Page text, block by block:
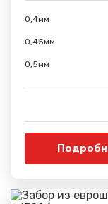
0,4мм
0,45мм
0,5мм